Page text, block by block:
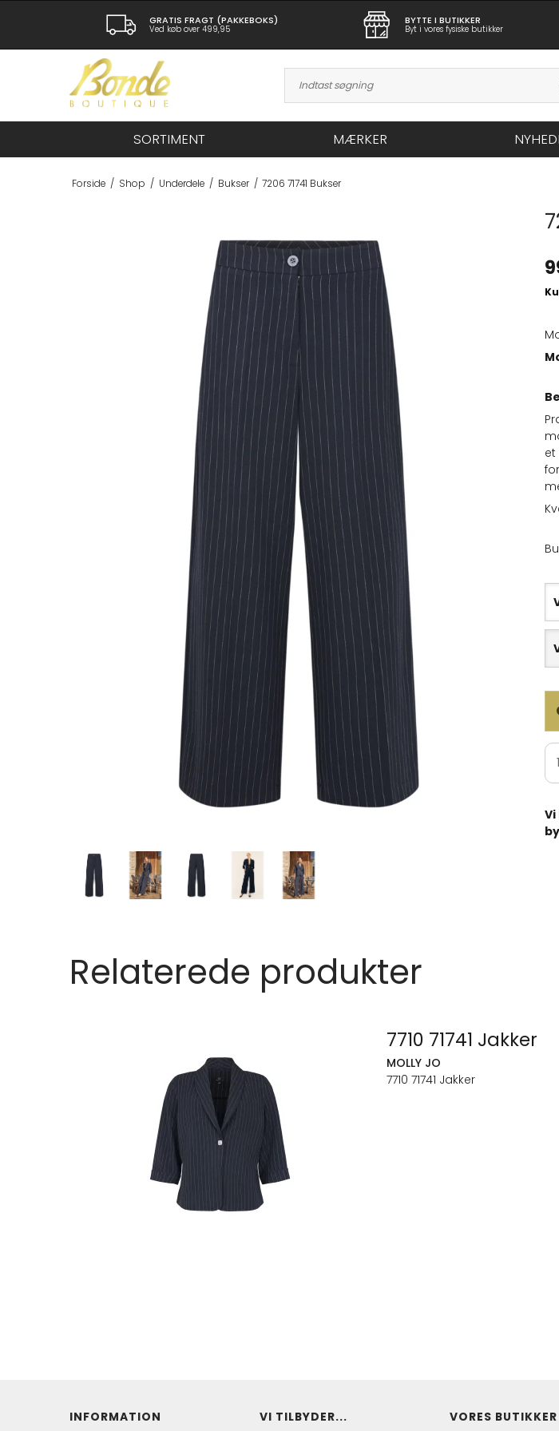
GRATIS FRAGT (PAKKEBOKS)
Ved køb over 499,95
BYTTE I BUTIKKER
Byt i vores fysiske butikker
SORTIMENT MÆRKER
Forside / Shop / Underdele / Bukser / 7206 71741 Bukser
et
Relaterede produkter
7710 71741 Jakker
MOLLY JO
7710 71741 Jakker
INFORMATION VI TILBYDER... VORES BUTIKKER